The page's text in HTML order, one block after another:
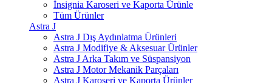
İnsignia Karoseri ve Kaporta Ürünle
Tüm Ürünler
Astra J
Astra J Dış Aydınlatma Ürünleri
Astra J Modifiye & Aksesuar Ürünler
Astra J Arka Takım ve Süspansiyon
Astra J Motor Mekanik Parçaları
Astra J Karoseri ve Kaporta Ürünler